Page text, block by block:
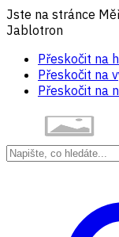
Jste na stránce
Jablotron
Přeskočit na
Přeskočit na
Přeskočit na